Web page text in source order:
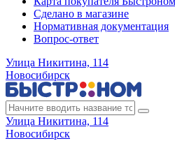
Сделано в магазине
Нормативная документация
Вопрос-ответ
Улица Никитина, 114
Новосибирск
Улица Никитина, 114
Новосибирск